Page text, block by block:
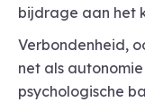
bijdrage aan het
Verbondenheid,
net als
psychologische